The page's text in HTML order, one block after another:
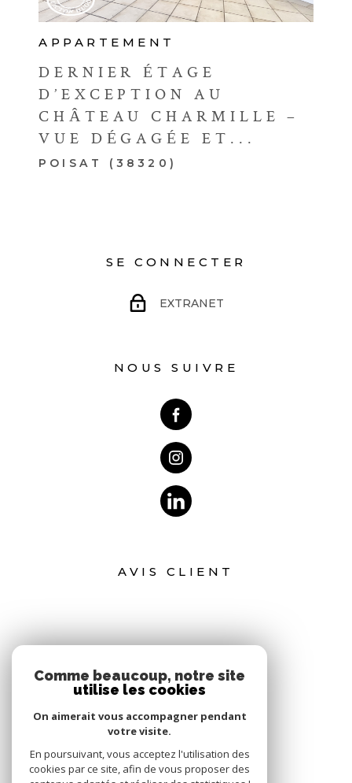
APPARTEMENT
DERNIER ÉTAGE
D’EXCEPTION AU
CHÂTEAU CHARMILLE –
VUE DÉGAGÉE ET...
POISAT (38320)
SE CONNECTER
EXTRANET
NOUS SUIVRE
AVIS CLIENT
Comme beaucoup, notre site
utilise les cookies
On aimerait vous accompagner pendant
votre visite.
En poursuivant, vous acceptez l'utilisation des
cookies par ce site, afin de vous proposer des